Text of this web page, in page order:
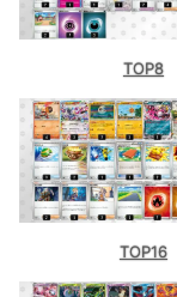
TOP8
TOP16